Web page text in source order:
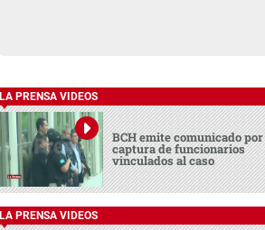
LA PRENSA VIDEOS
BCH emite comunicado por
captura de funcionarios
vinculados al caso
LA PRENSA VIDEOS